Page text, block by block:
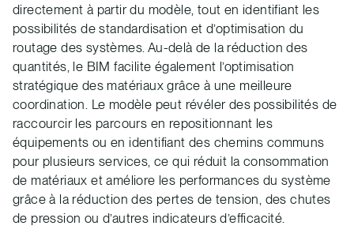
directement à partir du modèle, tout en identifiant les
possibilités de standardisation et d’optimisation du
routage des systèmes. Au-delà de la réduction des
quantités, le BIM facilite également l’optimisation
stratégique des matériaux grâce à une meilleure
coordination. Le modèle peut révéler des possibilités de
raccourcir les parcours en repositionnant les
équipements ou en identifiant des chemins communs
pour plusieurs services, ce qui réduit la consommation
de matériaux et améliore les performances du système
grâce à la réduction des pertes de tension, des chutes
de pression ou d’autres indicateurs d’efficacité.